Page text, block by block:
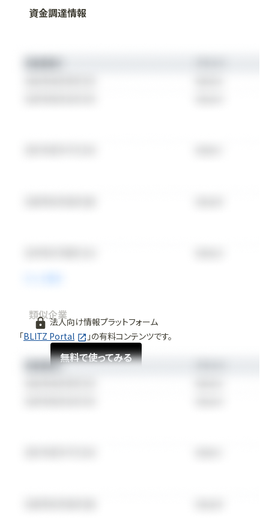
資金調達情報
法人向け情報プラットフォーム
「BLITZ Portal 」の有料コンテンツです。
無料で使ってみる
類似企業